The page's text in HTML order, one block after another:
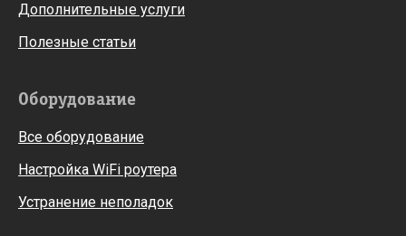
Дополнительные услуги
Полезные статьи
Оборудование
Все оборудование
Настройка WiFi роутера
Устранение неполадок